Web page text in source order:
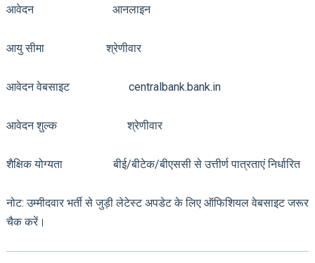
आवेदन आनलाइन
आयु सीमा श्रेणीवार
आवेदन वेबसाइट centralbank.bank.in
आवेदन शुल्क श्रेणीवार
शैक्षिक योग्यता बीई/बीटेक/बीएससी से उत्तीर्ण पात्रताएं निर्धारित
नोट: उम्मीदवार भर्ती से जुड़ी लेटेस्ट अपडेट के लिए ऑफिशियल वेबसाइट जरूर
चैक करें।